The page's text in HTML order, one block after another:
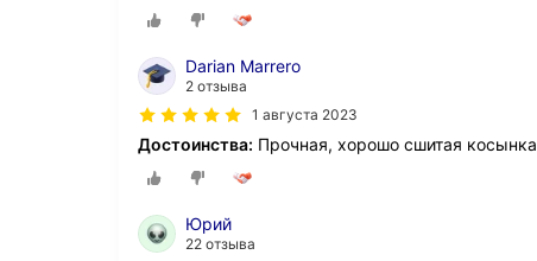
Darian Marrero
2 отзыва
1 августа 2023
Достоинства: Прочная, хорошо сшитая косынка
Юрий
22 отзыва